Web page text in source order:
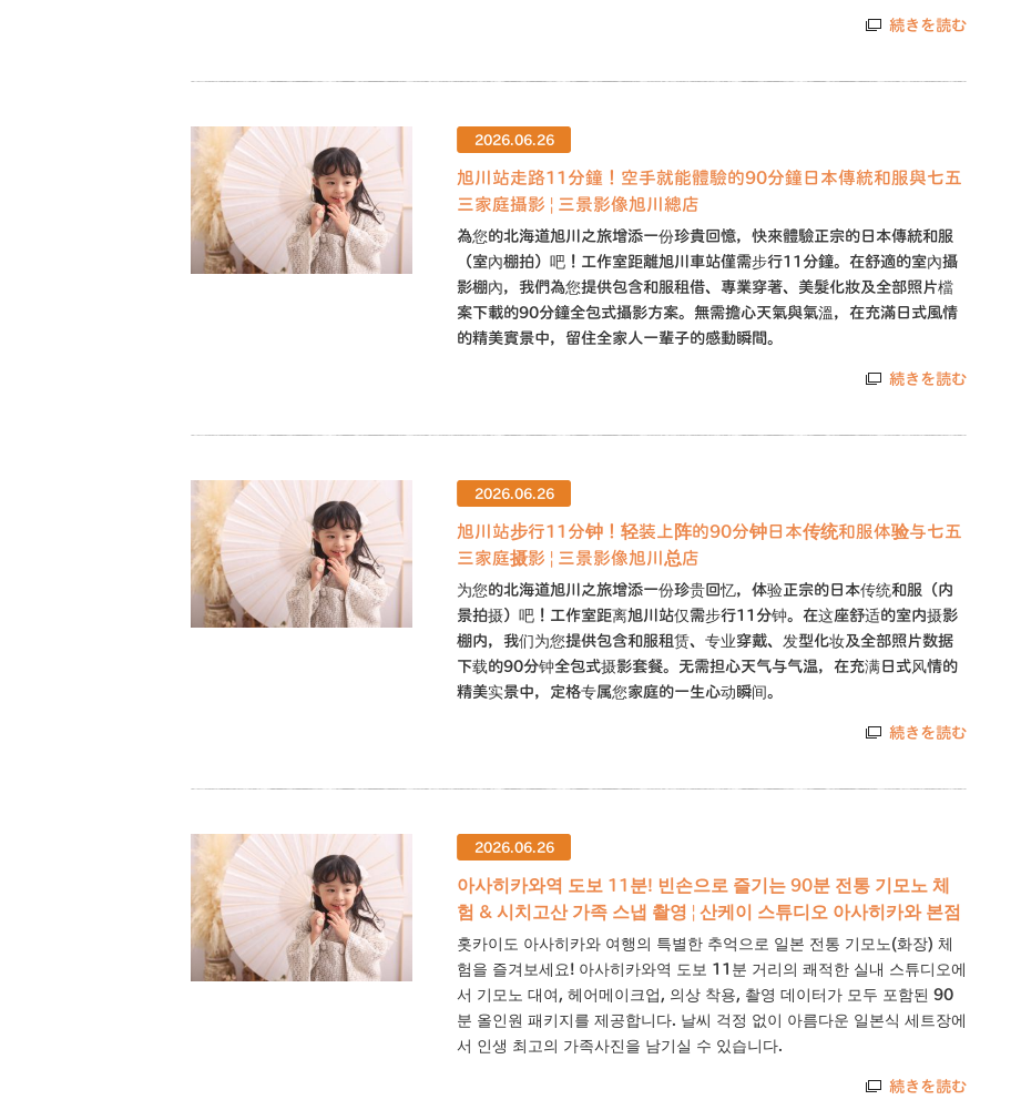
続きを読む
2026.06.26
旭川站走路11分鐘！空手就能體驗的90分鐘日本傳統和服與七五
三家庭攝影 | 三景影像旭川總店
為您的北海道旭川之旅增添一份珍貴回憶，快來體驗正宗的日本傳統和服
（室內棚拍）吧！工作室距離旭川車站僅需步行11分鐘。在舒適的室內攝
影棚內，我們為您提供包含和服租借、專業穿著、美髮化妝及全部照片檔
案下載的90分鐘全包式攝影方案。無需擔心天氣與氣溫，在充滿日式風情
的精美實景中，留住全家人一輩子的感動瞬間。
続きを読む
2026.06.26
旭川站步行11分钟！轻装上阵的90分钟日本传统和服体验与七五
三家庭摄影 | 三景影像旭川总店
为您的北海道旭川之旅增添一份珍贵回忆，体验正宗的日本传统和服（内
景拍摄）吧！工作室距离旭川站仅需步行11分钟。在这座舒适的室内摄影
棚内，我们为您提供包含和服租赁、专业穿戴、发型化妆及全部照片数据
下载的90分钟全包式摄影套餐。无需担心天气与气温，在充满日式风情的
精美实景中，定格专属您家庭的一生心动瞬间。
続きを読む
2026.06.26
아사히카와역 도보 11분! 빈손으로 즐기는 90분 전통 기모노 체
험 & 시치고산 가족 스냅 촬영 | 산케이 스튜디오 아사히카와 본점
홋카이도 아사히카와 여행의 특별한 추억으로 일본 전통 기모노(화장) 체
험을 즐겨보세요! 아사히카와역 도보 11분 거리의 쾌적한 실내 스튜디오에
서 기모노 대여, 헤어메이크업, 의상 착용, 촬영 데이터가 모두 포함된 90
분 올인원 패키지를 제공합니다. 날씨 걱정 없이 아름다운 일본식 세트장에
서 인생 최고의 가족사진을 남기실 수 있습니다.
続きを読む